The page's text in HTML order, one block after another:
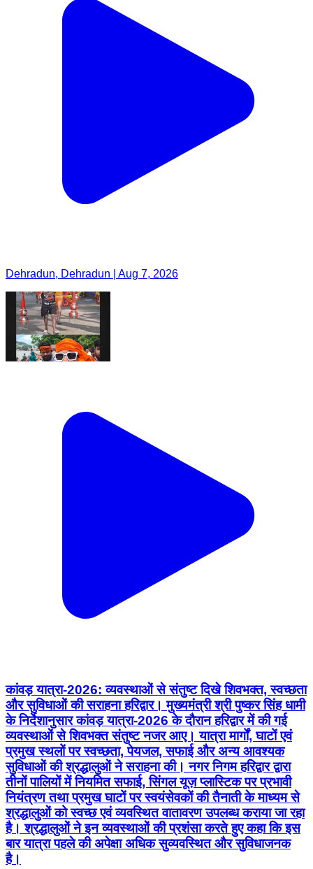
Dehradun, Dehradun | Aug 7, 2026
कांवड़ यात्रा-2026: व्यवस्थाओं से संतुष्ट दिखे शिवभक्त, स्वच्छता
और सुविधाओं की सराहना हरिद्वार। मुख्यमंत्री श्री पुष्कर सिंह धामी
के निर्देशानुसार कांवड़ यात्रा-2026 के दौरान हरिद्वार में की गई
व्यवस्थाओं से शिवभक्त संतुष्ट नजर आए। यात्रा मार्गों, घाटों एवं
प्रमुख स्थलों पर स्वच्छता, पेयजल, सफाई और अन्य आवश्यक
सुविधाओं की श्रद्धालुओं ने सराहना की। नगर निगम हरिद्वार द्वारा
तीनों पालियों में नियमित सफाई, सिंगल यूज़ प्लास्टिक पर प्रभावी
नियंत्रण तथा प्रमुख घाटों पर स्वयंसेवकों की तैनाती के माध्यम से
श्रद्धालुओं को स्वच्छ एवं व्यवस्थित वातावरण उपलब्ध कराया जा रहा
है। श्रद्धालुओं ने इन व्यवस्थाओं की प्रशंसा करते हुए कहा कि इस
बार यात्रा पहले की अपेक्षा अधिक सुव्यवस्थित और सुविधाजनक
है।